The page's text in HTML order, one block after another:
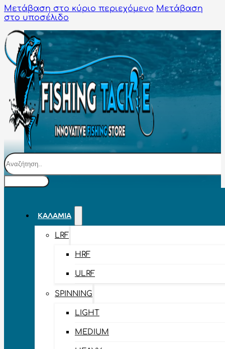
Μετάβαση στο κύριο περιεχόμενο Μετάβαση
στο υποσέλιδο
Αναζήτηση
ΚΑΛΆΜΙΑ
LRF
HRF
ULRF
SPINNING
LIGHT
MEDIUM